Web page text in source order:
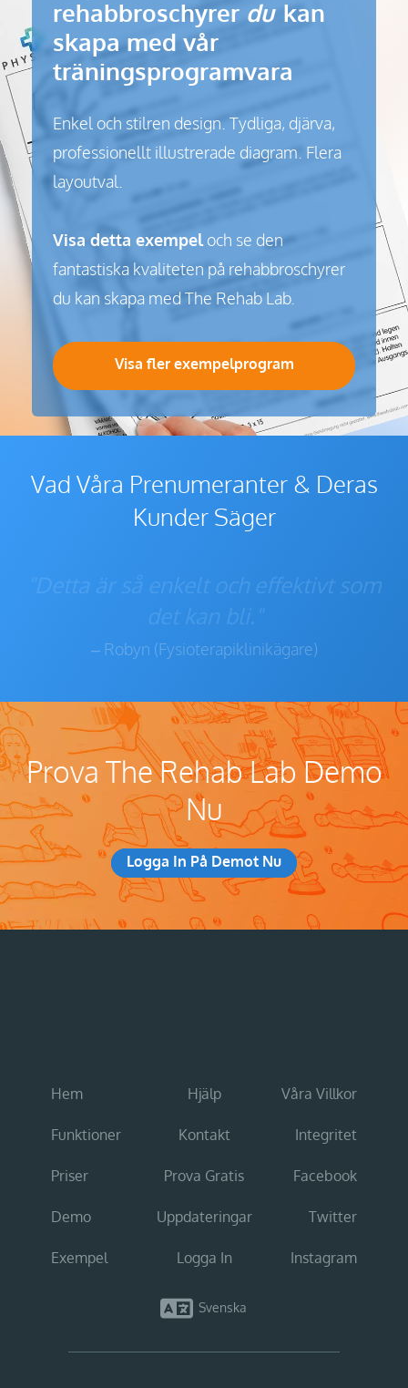
rehabbroschyrer du kan
skapa med vår
träningsprogramvara
Enkel och stilren design. Tydliga, djärva,
professionellt illustrerade diagram. Flera
layoutval.
Visa detta exempel och se den
fantastiska kvaliteten på rehabbroschyrer
du kan skapa med The Rehab Lab.
Visa fler exempelprogram
Vad Våra Prenumeranter & Deras
Kunder Säger
"Detta är så enkelt och effektivt som
det kan bli."
– Robyn (Fysioterapiklinikägare)
Prova The Rehab Lab Demo
Nu
Logga In På Demot Nu
Hem
Funktioner
Priser
Demo
Exempel
Hjälp
Kontakt
Prova Gratis
Uppdateringar
Logga In
Våra Villkor
Integritet
Facebook
Twitter
Instagram
Svenska